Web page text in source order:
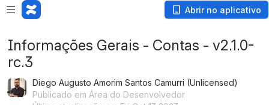
Abrir no aplicativo
Informações Gerais - Contas - v2.1.0-
rc.3
Diego Augusto Amorim Santos Camurri (Unlicensed)
Publicado em Área do Desenvolvedor